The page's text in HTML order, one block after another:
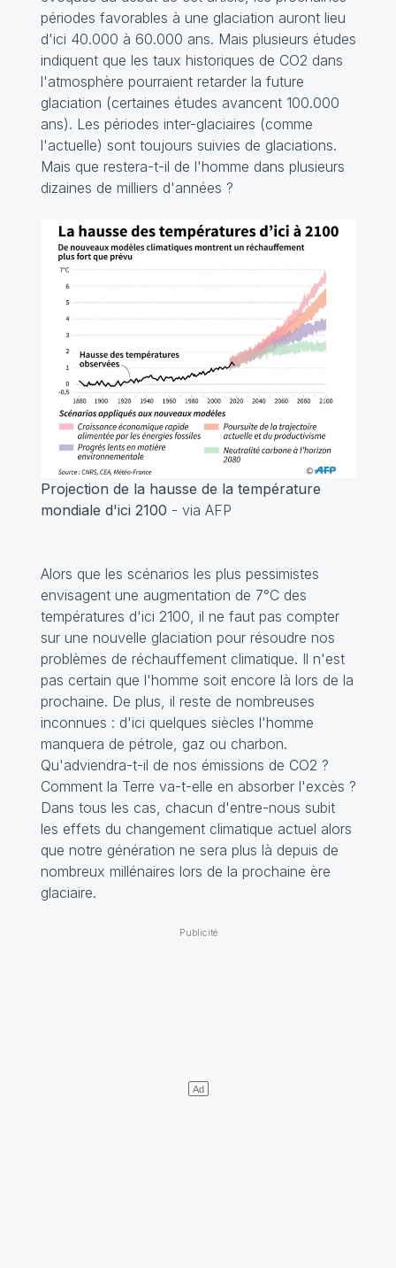
périodes favorables à une glaciation auront lieu
d'ici 40.000 à 60.000 ans. Mais plusieurs études
indiquent que les taux historiques de CO2 dans
l'atmosphère pourraient retarder la future
glaciation (certaines études avancent 100.000
ans). Les périodes inter-glaciaires (comme
l'actuelle) sont toujours suivies de glaciations.
Mais que restera-t-il de l'homme dans plusieurs
dizaines de milliers d'années ?
Projection de la hausse de la température
mondiale d'ici 2100 - via AFP
Alors que les scénarios les plus pessimistes
envisagent une augmentation de 7°C des
températures d'ici 2100, il ne faut pas compter
sur une nouvelle glaciation pour résoudre nos
problèmes de réchauffement climatique. Il n'est
pas certain que l'homme soit encore là lors de la
prochaine. De plus, il reste de nombreuses
inconnues : d'ici quelques siècles l'homme
manquera de pétrole, gaz ou charbon.
Qu'adviendra-t-il de nos émissions de CO2 ?
Comment la Terre va-t-elle en absorber l'excès ?
Dans tous les cas, chacun d'entre-nous subit
les effets du changement climatique actuel alors
que notre génération ne sera plus là depuis de
nombreux millénaires lors de la prochaine ère
glaciaire.